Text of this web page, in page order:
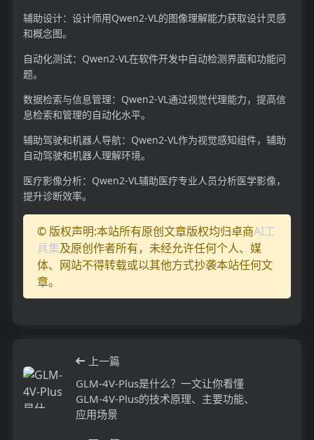
辅助设计：设计师用Qwen2-VL的图像理解能力获取设计灵感
和概念图。
自动化测试：Qwen2-VL在软件开发中自动检测界面和功能问
题。
数据检索与信息管理：Qwen2-VL通过视觉代理能力，提高信
息检索和管理的自动化水平。
辅助驾驶和机器人导航：Qwen2-VL作为视觉感知组件，辅助
自动驾驶和机器人理解环境。
医疗影像分析：Qwen2-VL辅助医疗专业人员分析医学影像，
提升诊断效率。
© 版权声明:本站所有原创文章版权均归卓商AI工
具集及原创作者所有，未经允许任何个人、媒
体、网站不得转载或以其他方式抄袭本站任何文
章。
上一篇
GLM-4V-Plus是什么？一文让你看懂
GLM-4V-Plus的技术原理、主要功能、
应用场景